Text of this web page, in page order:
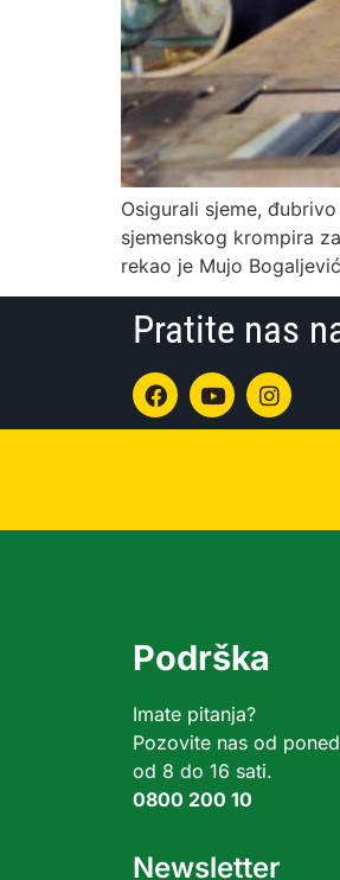
Osigurali sjeme,
sjemenskog krompira
rekao je Mujo
Pratite nas
Podrška
Imate pitanja?
Pozovite nas od
od 8 do 16 sati.
0800 200 10
Newsletter